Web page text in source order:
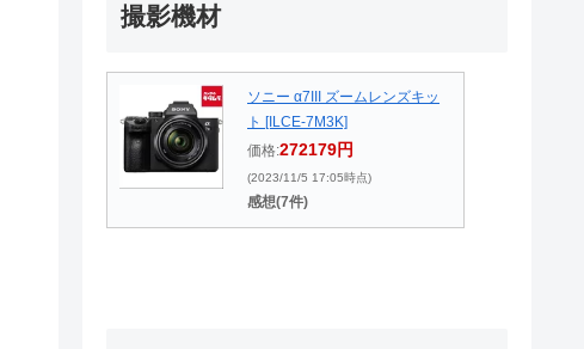
撮影機材
ソニー α7III ズームレンズキッ
ト [ILCE-7M3K]
価格:272179円
(2023/11/5 17:05時点)
感想(7件)